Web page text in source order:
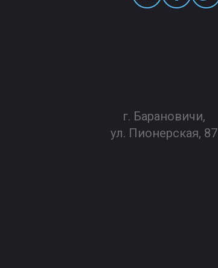
г. Барановичи,
ул. Пионерская, 87